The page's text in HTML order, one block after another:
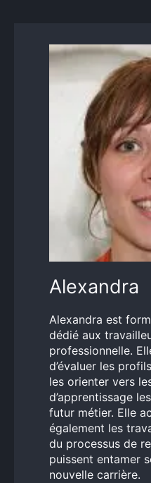
Alexandra
Alexandra est
dédié aux
professionnelle.
d’évaluer les
les orienter vers
d’apprentissage
futur métier. Elle
également les
du processus de
puissent entamer
nouvelle carrière.